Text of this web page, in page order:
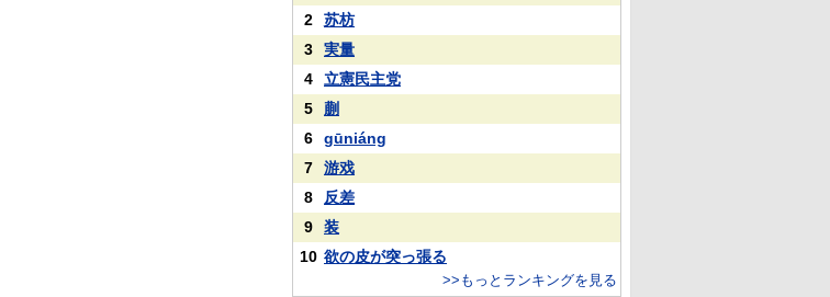
2
苏枋
3
実量
4
立憲民主党
5
蒯
6
gūniáng
7
游戏
8
反差
9
装
10 欲の皮が突っ張る
>>もっとランキングを見る